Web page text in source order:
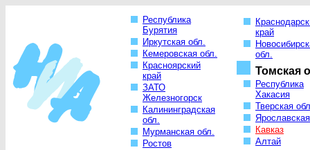
Республика
Бурятия
Иркутская обл.
Кемеровская обл.
Красноярский
край
ЗАТО
Железногорск
Калининградская
обл.
Мурманская обл.
Ростов
край
обл.
Томская
Республика
Хакасия
Тверская
Кавказ
Алтай